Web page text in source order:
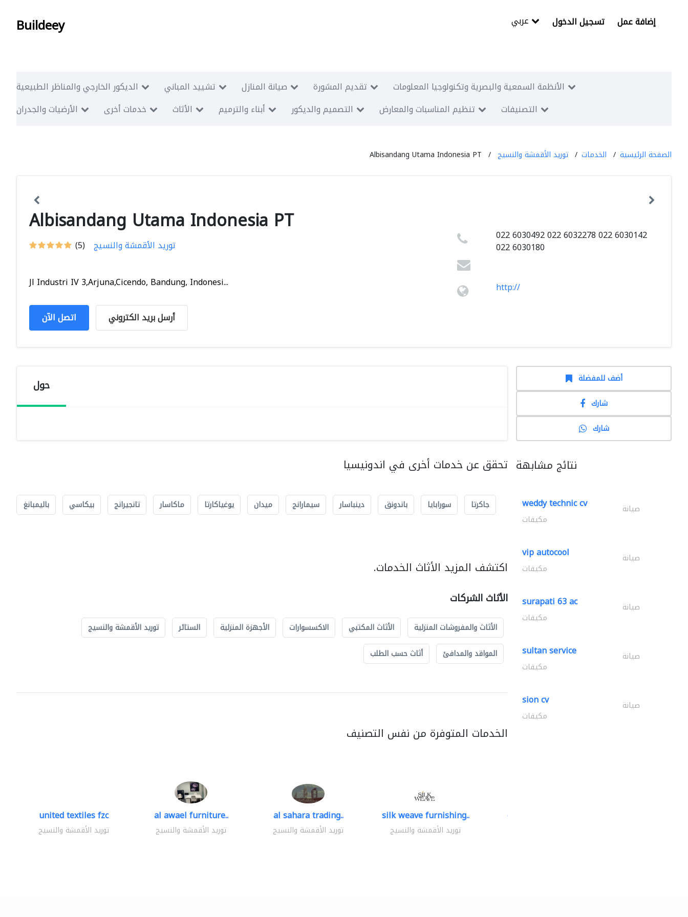
Buildeey تسجيل الدخول إضافة عمل
الديكور الخارجي والمناظر الطبيعية تشييد المباني صيانة المنازل تقديم المشورة
الأنظمة السمعية والبصرية وتكنولوجيا المعلومات
الأرضيات والجدران
خدمات أخرى الأثاث أبناء والترميم التصميم والديكور تنظيم المناسبات والمعارض التصنيفات
الصفحة الرئيسية الخدمات توريد الأقمشة والنسيج Albisandang Utama Indonesia PT
Albisandang Utama Indonesia PT
(5) توريد الأقمشة والنسيج
Jl Industri IV 3,Arjuna,Cicendo, Bandung, Indonesi...
اتصل الآن أرسل بريد الكتروني
022 6030492 022 6032278 022 6030142
022 6030180
http://
حول
تحقق عن خدمات أخرى في اندونيسيا
جاكرتا سورابايا باندونق دينباسار سيمارانج ميدان يوغياكارتا ماكاسار تانجيرانج بيكاسي باليمبانغ
اكتشف المزيد الأثاث الخدمات.
الأثاث الشركات
الأثاث والمفروشات المنزلية الأثاث المكتبي الاكسسوارات الأجهزة المنزلية الستائر
توريد الأقمشة والنسيج
المواقد والمدافئ
أثاث حسب الطلب
الخدمات المتوفرة من نفس التصنيف
united textiles fzc
توريد الأقمشة والنسيج
al awael furniture..
توريد الأقمشة والنسيج
al sahara trading..
توريد الأقمشة والنسيج
silk weave furnishing..
توريد الأقمشة والنسيج
chrysels decore llc
أضف للمفضلة
شارك
شارك
نتائج مشابهة
weddy technic cv صيانة
مكيفات
vip autocool صيانة
مكيفات
surapati 63 ac صيانة
مكيفات
sultan service صيانة
مكيفات
sion cv صيانة
مكيفات